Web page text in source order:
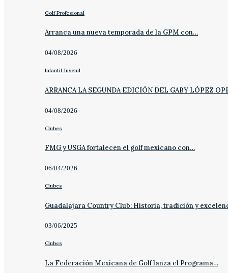
Golf Profesional
Arranca una nueva temporada de la GPM con…
04/08/2026
Infantil Juvenil
ARRANCA LA SEGUNDA EDICIÓN DEL GABY LÓPEZ
04/08/2026
Clubes
FMG y USGA fortalecen el golf mexicano con…
06/04/2026
Clubes
Guadalajara Country Club: Historia, tradición y
03/06/2025
Clubes
La Federación Mexicana de Golf lanza el Programa…